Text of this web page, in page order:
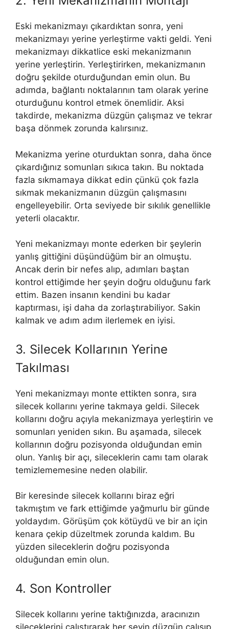
Eski mekanizmayı çıkardıktan sonra, yeni
mekanizmayı yerine yerleştirme vakti geldi. Yeni
mekanizmayı dikkatlice eski mekanizmanın
yerine yerleştirin. Yerleştirirken, mekanizmanın
doğru şekilde oturduğundan emin olun. Bu
adımda, bağlantı noktalarının tam olarak yerine
oturduğunu kontrol etmek önemlidir. Aksi
takdirde, mekanizma düzgün çalışmaz ve tekrar
başa dönmek zorunda kalırsınız.
Mekanizma yerine oturduktan sonra, daha önce
çıkardığınız somunları sıkıca takın. Bu noktada
fazla sıkmamaya dikkat edin çünkü çok fazla
sıkmak mekanizmanın düzgün çalışmasını
engelleyebilir. Orta seviyede bir sıkılık genellikle
yeterli olacaktır.
Yeni mekanizmayı monte ederken bir şeylerin
yanlış gittiğini düşündüğüm bir an olmuştu.
Ancak derin bir nefes alıp, adımları baştan
kontrol ettiğimde her şeyin doğru olduğunu fark
ettim. Bazen insanın kendini bu kadar
kaptırması, işi daha da zorlaştırabiliyor. Sakin
kalmak ve adım adım ilerlemek en iyisi.
3. Silecek Kollarının Yerine
Takılması
Yeni mekanizmayı monte ettikten sonra, sıra
silecek kollarını yerine takmaya geldi. Silecek
kollarını doğru açıyla mekanizmaya yerleştirin ve
somunları yeniden sıkın. Bu aşamada, silecek
kollarının doğru pozisyonda olduğundan emin
olun. Yanlış bir açı, sileceklerin camı tam olarak
temizlememesine neden olabilir.
Bir keresinde silecek kollarını biraz eğri
takmıştım ve fark ettiğimde yağmurlu bir günde
yoldaydım. Görüşüm çok kötüydü ve bir an için
kenara çekip düzeltmek zorunda kaldım. Bu
yüzden sileceklerin doğru pozisyonda
olduğundan emin olun.
4. Son Kontroller
Silecek kollarını yerine taktığınızda, aracınızın
sileceklerini çalıştırarak her şeyin düzgün çalışıp